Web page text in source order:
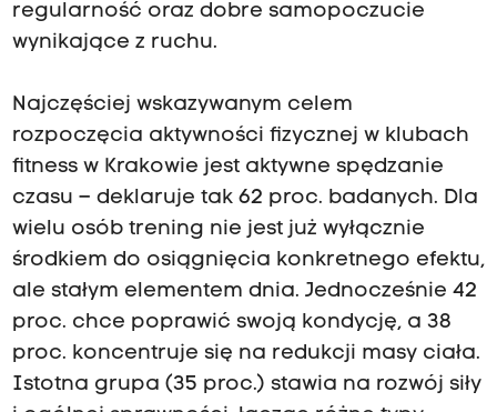
regularność oraz dobre samopoczucie
wynikające z ruchu.
Najczęściej wskazywanym celem
rozpoczęcia aktywności fizycznej w klubach
fitness w Krakowie jest aktywne spędzanie
czasu – deklaruje tak 62 proc. badanych. Dla
wielu osób trening nie jest już wyłącznie
środkiem do osiągnięcia konkretnego efektu,
ale stałym elementem dnia. Jednocześnie 42
proc. chce poprawić swoją kondycję, a 38
proc. koncentruje się na redukcji masy ciała.
Istotna grupa (35 proc.) stawia na rozwój siły